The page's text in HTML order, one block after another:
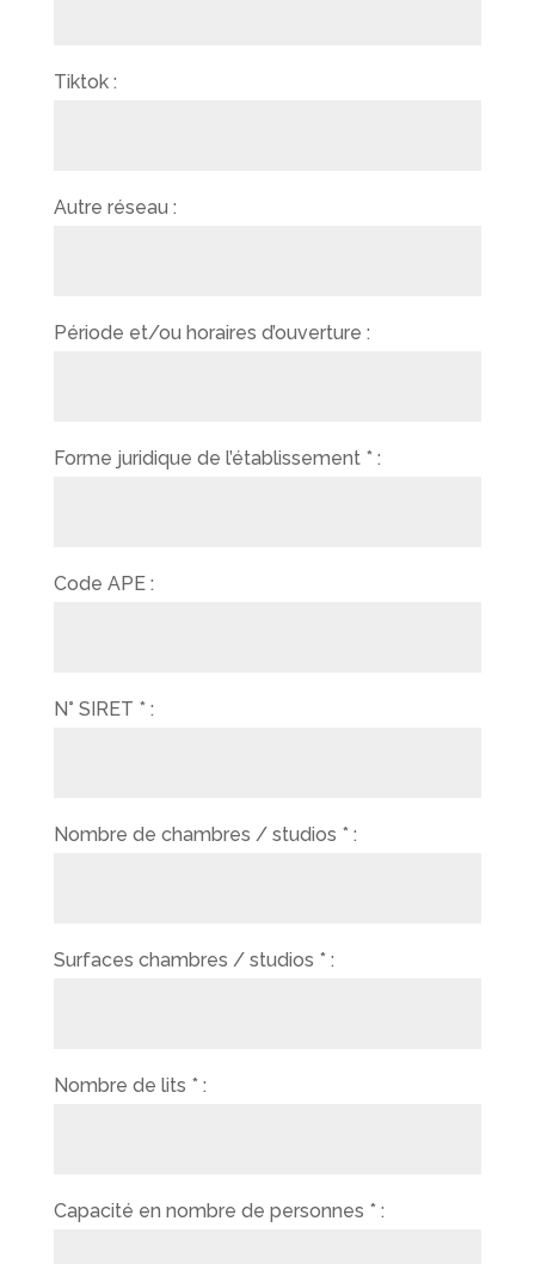
Tiktok :
Autre réseau :
Période et/ou horaires d’ouverture :
Forme juridique de l’établissement * :
Code APE :
N° SIRET * :
Nombre de chambres / studios * :
Surfaces chambres / studios * :
Nombre de lits * :
Capacité en nombre de personnes * :